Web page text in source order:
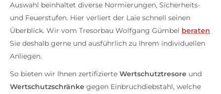
Auswahl beinhaltet diverse Normierungen, Sicherheits-
und Feuerstufen. Hier verliert der Laie schnell seinen
Überblick. Wir vom Tresorbau Wolfgang Gümbel beraten
Sie deshalb gerne und ausführlich zu Ihrem individuellen
Anliegen.
So bieten wir Ihnen zertifizierte Wertschutztresore und
Wertschutzschränke gegen Einbruchdiebstahl, welche